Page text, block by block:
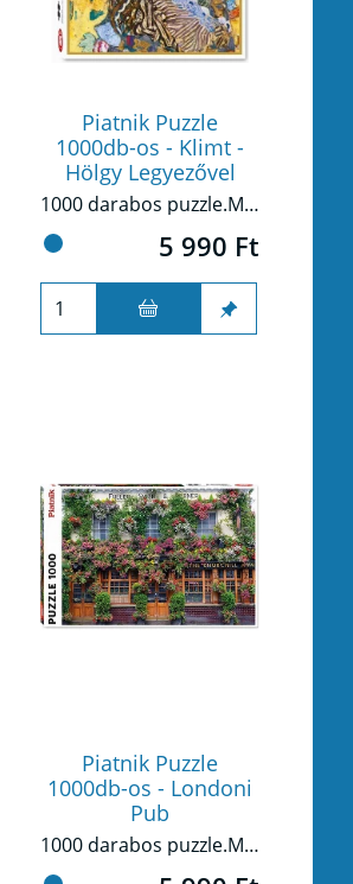
Piatnik Puzzle
1000db-os - Klimt -
Hölgy Legyezővel
1000 darabos puzzle.Minőségi nyomtatás, tökéletes illeszkedés, erős és tartós alapanyagok jellemzik ezt a puzzlet.
5 990 Ft
Piatnik Puzzle
1000db-os - Londoni
Pub
1000 darabos puzzle.Minőségi nyomtatás, tökéletes illeszkedés, erős és tartós alapanyagok jellemzik ezt a puzzlet.